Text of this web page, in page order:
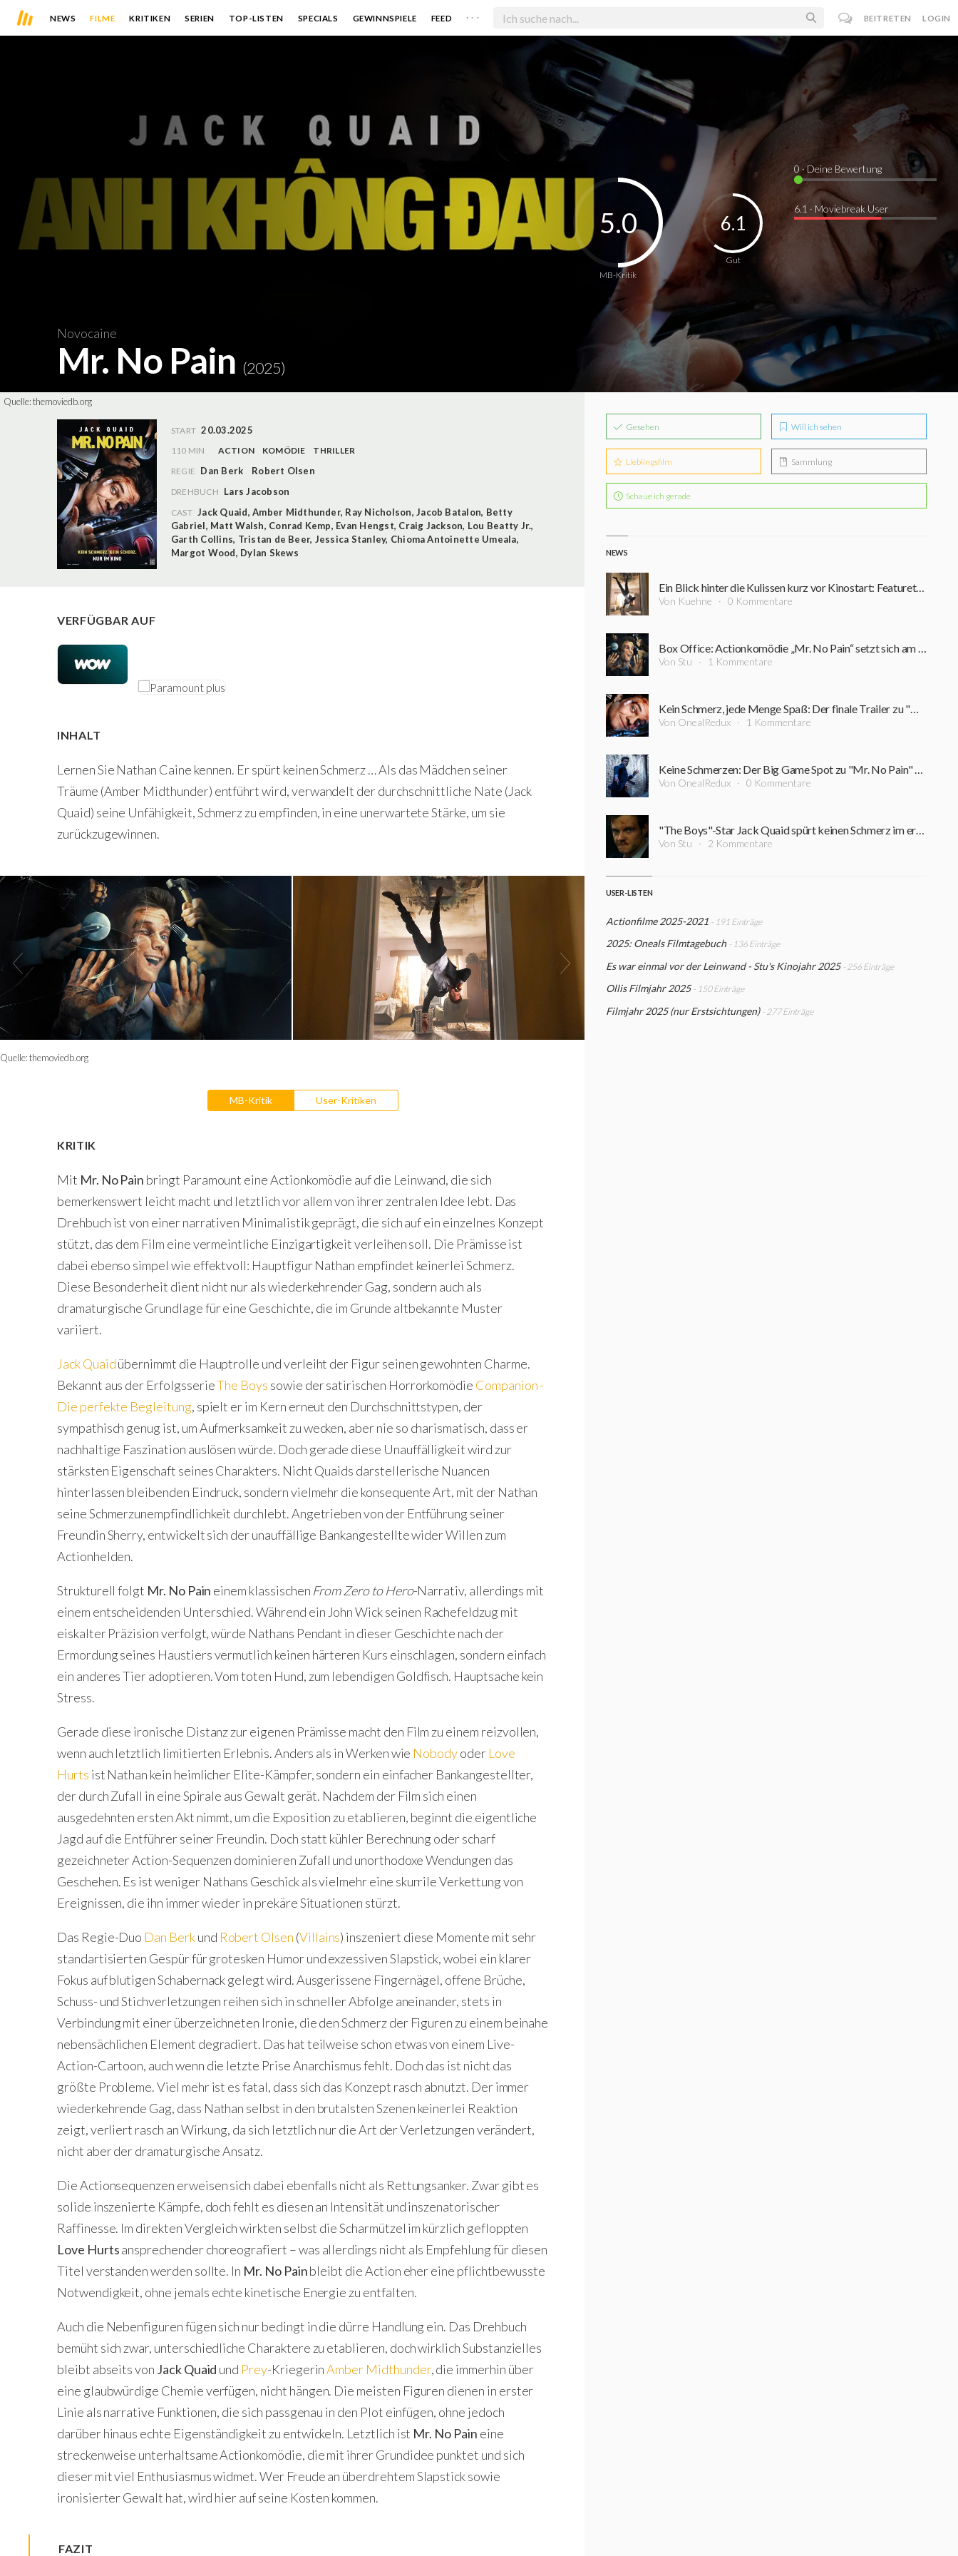
NEWS FILME KRITIKEN SERIEN TOP-LISTEN SPECIALS GEWINNSPIELE FEED . . . BEITRETEN LOGIN
Novocaine
Mr. No Pain (2025)
MB-Kritik
5.0
Gut
6.1
0 · Deine Bewertung
6.1 · Moviebreak User
Quelle:themoviedb.org
START 20.03.2025
110 MIN ACTION KOMÖDIE
THRILLER
REGIE Dan Berk Robert Olsen
DREHBUCH Lars Jacobson
CAST Jack Quaid,Amber Midthunder, Ray Nicholson,Jacob Batalon, Betty
Gabriel, Matt Walsh, Conrad Kemp, Evan Hengst, Craig Jackson, Lou Beatty Jr.,
Garth Collins, Tristan de Beer, Jessica Stanley, Chioma Antoinette Umeala,
Margot Wood, Dylan Skews
VERFÜGBAR AUF
INHALT
Lernen Sie Nathan Caine kennen. Er spürt keinen Schmerz … Als das Mädchen seiner
Träume (Amber Midthunder) entführt wird, verwandelt der durchschnittliche Nate (Jack
Quaid) seine Unfähigkeit, Schmerz zu empfinden, in eine unerwartete Stärke, um sie
zurückzugewinnen.
Quelle:themoviedb.org
MB-Kritik User-Kritiken
KRITIK
Mit Mr. No Pain bringt Paramount eine Actionkomödie auf die Leinwand, die sich
bemerkenswert leicht macht und letztlich vor allem von ihrer zentralen Idee lebt. Das
Drehbuch ist von einer narrativen Minimalistik geprägt, die sich auf ein einzelnes Konzept
stützt, das dem Film eine vermeintliche Einzigartigkeit verleihen soll. Die Prämisse ist
dabei ebenso simpel wie effektvoll: Hauptfigur Nathan empfindet keinerlei Schmerz.
Diese Besonderheit dient nicht nur als wiederkehrender Gag, sondern auch als
dramaturgische Grundlage für eine Geschichte, die im Grunde altbekannte Muster
variiert.
Jack Quaidübernimmt die Hauptrolle und verleiht der Figur seinen gewohnten Charme.
Bekannt aus der ErfolgsserieThe Boys sowie der satirischen Horrorkomödie Companion -
Die perfekte Begleitung, spielt er im Kern erneut den Durchschnittstypen, der
sympathisch genug ist, um Aufmerksamkeit zu wecken, aber nie so charismatisch, dass er
nachhaltige Faszination auslösen würde. Doch gerade diese Unauffälligkeit wird zur
stärksten Eigenschaft seines Charakters. Nicht Quaids darstellerische Nuancen
hinterlassen bleibenden Eindruck, sondern vielmehr die konsequente Art, mit der Nathan
seine Schmerzunempfindlichkeit durchlebt. Angetrieben von der Entführung seiner
Freundin Sherry, entwickelt sich der unauffällige Bankangestellte wider Willen zum
Actionhelden.
Strukturell folgt Mr. No Pain einem klassischen From Zero to Hero-Narrativ, allerdings mit
einem entscheidenden Unterschied. Während ein John Wick seinen Rachefeldzug mit
eiskalter Präzision verfolgt, würde Nathans Pendant in dieser Geschichte nach der
Ermordung seines Haustiers vermutlich keinen härteren Kurs einschlagen, sondern einfach
ein anderes Tier adoptieren. Vom toten Hund, zum lebendigen Goldfisch. Hauptsache kein
Stress.
Gerade diese ironische Distanz zur eigenen Prämisse macht den Film zu einem reizvollen,
wenn auch letztlich limitierten Erlebnis. Anders als in Werken wie Nobodyoder Love
Hurts ist Nathan kein heimlicher Elite-Kämpfer, sondern ein einfacher Bankangestellter,
der durch Zufall in eine Spirale aus Gewalt gerät. Nachdem der Film sich einen
ausgedehnten ersten Akt nimmt, um die Exposition zu etablieren, beginnt die eigentliche
Jagd auf die Entführer seiner Freundin. Doch statt kühler Berechnung oder scharf
gezeichneter Action-Sequenzen dominieren Zufall und unorthodoxe Wendungen das
Geschehen. Es ist weniger Nathans Geschick als vielmehr eine skurrile Verkettung von
Ereignissen, die ihn immer wieder in prekäre Situationen stürzt.
Das Regie-Duo Dan Berkund Robert Olsen (Villains) inszeniert diese Momente mit sehr
standartisierten Gespür für grotesken Humor und exzessiven Slapstick, wobei ein klarer
Fokus auf blutigen Schabernack gelegt wird. Ausgerissene Fingernägel, offene Brüche,
Schuss- und Stichverletzungen reihen sich in schneller Abfolge aneinander, stets in
Verbindung mit einer überzeichneten Ironie, die den Schmerz der Figuren zu einem beinahe
nebensächlichen Element degradiert. Das hat teilweise schon etwas von einem Live-
Action-Cartoon, auch wenn die letzte Prise Anarchismus fehlt. Doch das ist nicht das
größte Probleme. Viel mehr ist es fatal, dass sich das Konzept rasch abnutzt. Der immer
wiederkehrende Gag, dass Nathan selbst in den brutalsten Szenen keinerlei Reaktion
zeigt, verliert rasch an Wirkung, da sich letztlich nur die Art der Verletzungen verändert,
nicht aber der dramaturgische Ansatz.
Die Actionsequenzen erweisen sich dabei ebenfalls nicht als Rettungsanker. Zwar gibt es
solide inszenierte Kämpfe, doch fehlt es diesen an Intensität und inszenatorischer
Raffinesse. Im direkten Vergleich wirkten selbst die Scharmützel im kürzlich gefloppten
Love Hurtsansprechender choreografiert – was allerdings nicht als Empfehlung für diesen
Titel verstanden werden sollte. In Mr. No Painbleibt die Action eher eine pflichtbewusste
Notwendigkeit, ohne jemals echte kinetische Energie zu entfalten.
Auch die Nebenfiguren fügen sich nur bedingt in die dürre Handlung ein. Das Drehbuch
bemüht sich zwar, unterschiedliche Charaktere zu etablieren, doch wirklich Substanzielles
bleibt abseits von Jack Quaid und Prey-KriegerinAmber Midthunder, die immerhin über
eine glaubwürdige Chemie verfügen, nicht hängen. Die meisten Figuren dienen in erster
Linie als narrative Funktionen, die sich passgenau in den Plot einfügen, ohne jedoch
darüber hinaus echte Eigenständigkeit zu entwickeln. Letztlich ist Mr. No Pain eine
streckenweise unterhaltsame Actionkomödie, die mit ihrer Grundidee punktet und sich
dieser mit viel Enthusiasmus widmet. Wer Freude an überdrehtem Slapstick sowie
ironisierter Gewalt hat, wird hier auf seine Kosten kommen.
FAZIT
Gesehen Will ich sehen
Lieblingsfilm Sammlung
Schaue ich gerade
NEWS
Ein Blick hinter die Kulissen kurz vor Kinostart: Featurette zu "Mr. No Pain" erschienen
Von Kuehne 0 Kommentare
Von Stu 1 Kommentare
Kein Schmerz, jede Menge Spaß: Der finale Trailer zu "Mr. No Pain" mit Jack Quaid gibt sich schmerzfrei
Von OnealRedux 1 Kommentare
Von OnealRedux 0 Kommentare
"The Boys"-Star Jack Quaid spürt keinen Schmerz im ersten Trailer zur Actionkomödie "Mr. No Pain"
Von Stu 2 Kommentare
USER-LISTEN
Actionfilme 2025-2021 - 191 Einträge
2025: Oneals Filmtagebuch - 136 Einträge
Es war einmal vor der Leinwand - Stu's Kinojahr 2025 - 256 Einträge
Ollis Filmjahr 2025 - 150 Einträge
Filmjahr 2025 (nur Erstsichtungen) - 277 Einträge